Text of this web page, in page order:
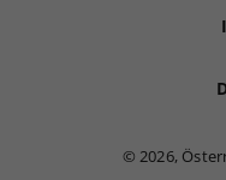
©2026,